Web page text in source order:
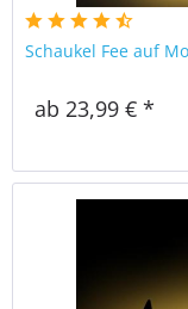
Schaukel Fee auf
ab 23,99 € *